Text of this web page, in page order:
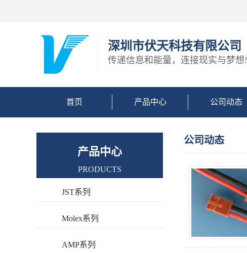
深圳市伏天科技有限公司
传递信息和能量，连接现实与梦想!
首页 产品中心 公司动态
公司动态
产品中心
PRODUCTS
JST系列
Molex系列
AMP系列